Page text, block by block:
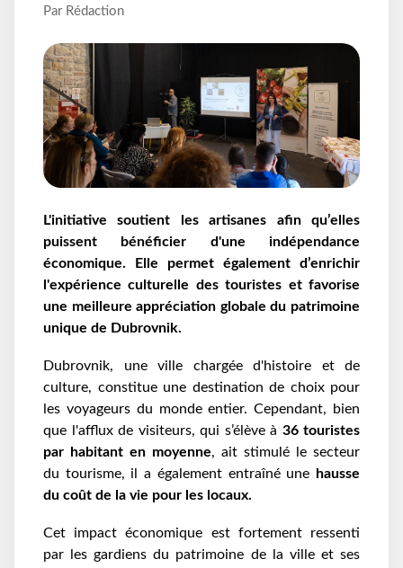
Par Rédaction
L'initiative soutient les artisanes afin qu’elles
puissent bénéficier d'une indépendance
économique. Elle permet également d’enrichir
l'expérience culturelle des touristes et favorise
une meilleure appréciation globale du patrimoine
unique de Dubrovnik.
Dubrovnik, une ville chargée d'histoire et de
culture, constitue une destination de choix pour
les voyageurs du monde entier. Cependant, bien
que l'afflux de visiteurs, qui s’élève à 36 touristes
par habitant en moyenne, ait stimulé le secteur
du tourisme, il a également entraîné une
hausse
du coût de la vie pour les locaux.
Cet impact économique est fortement ressenti
par les gardiens du patrimoine de la ville et ses